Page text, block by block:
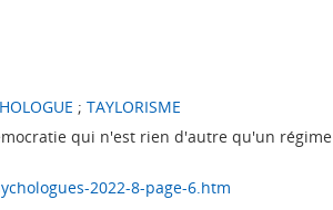
; TAYLORISME
qui n'est rien d'autre qu'un régime
2022-8-page-6.htm